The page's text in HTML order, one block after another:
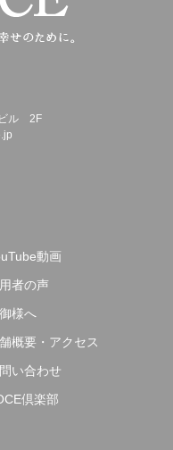
ビル 2F
動画
者の声
様へ
概要・アクセス
い合わせ
倶楽部